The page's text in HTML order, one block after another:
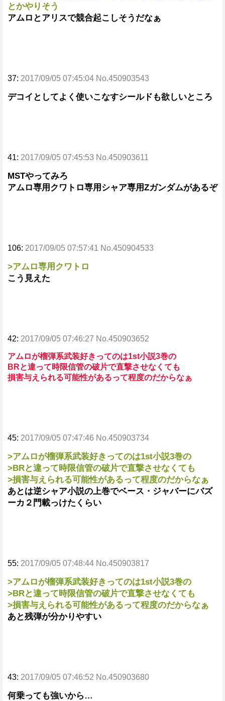
とかやりそう
アムロとアリスで競合起こしそうだなぁ
37: 2017/09/05 07:45:04 No.450903543
デコイとしてよく使いこなすシールドも欲しいところ
41: 2017/09/05 07:45:53 No.450903611
MSTやってみろ
アムロ専用クワトロ専用シャア専用Zガンダムがあるぞ
106: 2017/09/05 07:57:41 No.450904533
>アムロ専用クワトロ
こう見えた
42: 2017/09/05 07:46:27 No.450903652
アムロが榴弾系武装好きってのは1st小説3巻の
BRと違って時限信管の破片で直撃させなくても
損害与えられる可能性があるって程度のだからなぁ
45: 2017/09/05 07:47:46 No.450903734
>アムロが榴弾系武装好きってのは1st小説3巻の
>BRと違って時限信管の破片で直撃させなくても
>損害与えられる可能性があるって程度のだからなぁ
あとは逆シャア小説の上巻でベース・ジャバーにバズ
ーカ２門載っけたくらい
55: 2017/09/05 07:48:44 No.450903817
>アムロが榴弾系武装好きってのは1st小説3巻の
>BRと違って時限信管の破片で直撃させなくても
>損害与えられる可能性があるって程度のだからなぁ
あと残弾が分かりやすい
43: 2017/09/05 07:46:52 No.450903680
何乗っても強いから…